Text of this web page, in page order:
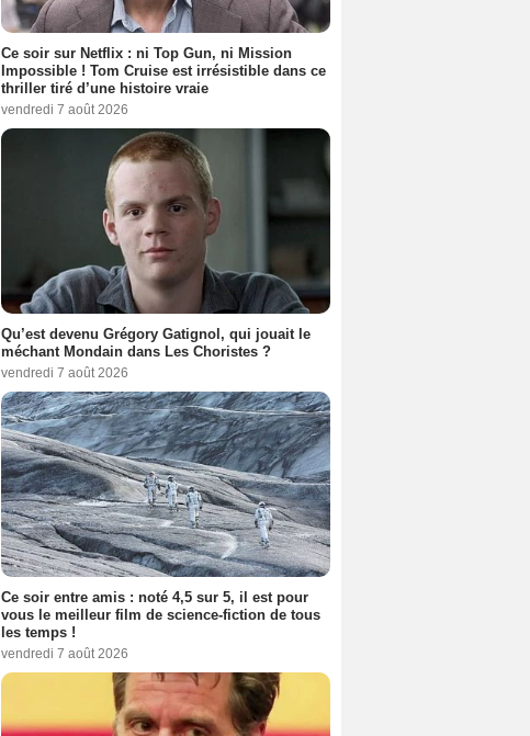
Ce soir sur Netflix : ni Top Gun, ni Mission
Impossible ! Tom Cruise est irrésistible dans ce
thriller tiré d’une histoire vraie
vendredi 7 août 2026
Qu’est devenu Grégory Gatignol, qui jouait le
méchant Mondain dans Les Choristes ?
vendredi 7 août 2026
Ce soir entre amis : noté 4,5 sur 5, il est pour
vous le meilleur film de science-fiction de tous
les temps !
vendredi 7 août 2026